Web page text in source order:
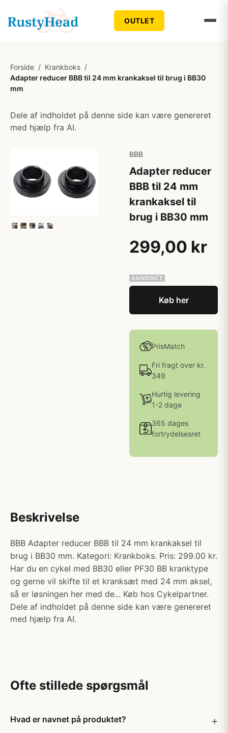
OUTLET
Forside / Krankboks /
Adapter reducer BBB til 24 mm krankaksel til brug i BB30
mm
Dele af indholdet på denne side kan være genereret
med hjælp fra AI.
BBB
Adapter reducer
BBB til 24 mm
krankaksel til
brug i BB30 mm
299,00 kr
Køb her
PrisMatch
Fri fragt over kr.
349
Hurtig levering
1-2 dage
365 dages
fortrydelsesret
Beskrivelse
BBB Adapter reducer BBB til 24 mm krankaksel til
brug i BB30 mm. Kategori: Krankboks. Pris: 299.00 kr.
Har du en cykel med BB30 eller PF30 BB kranktype
og gerne vil skifte til et kranksæt med 24 mm aksel,
så er løsningen her med de... Køb hos Cykelpartner.
Dele af indholdet på denne side kan være genereret
med hjælp fra AI.
Ofte stillede spørgsmål
Hvad er navnet på produktet?